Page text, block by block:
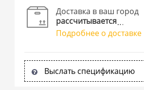
Доставка в ваш город
рассчитывается
Подробнее о доставке
Выслать спецификацию